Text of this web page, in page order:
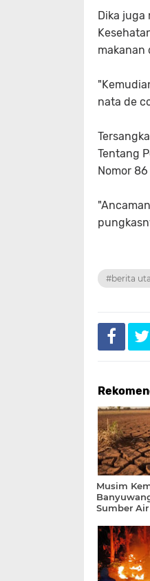
Dika juga
makanan
nata de
Tentang
Nomor
#berita
Musim
Sumber
30 Persen